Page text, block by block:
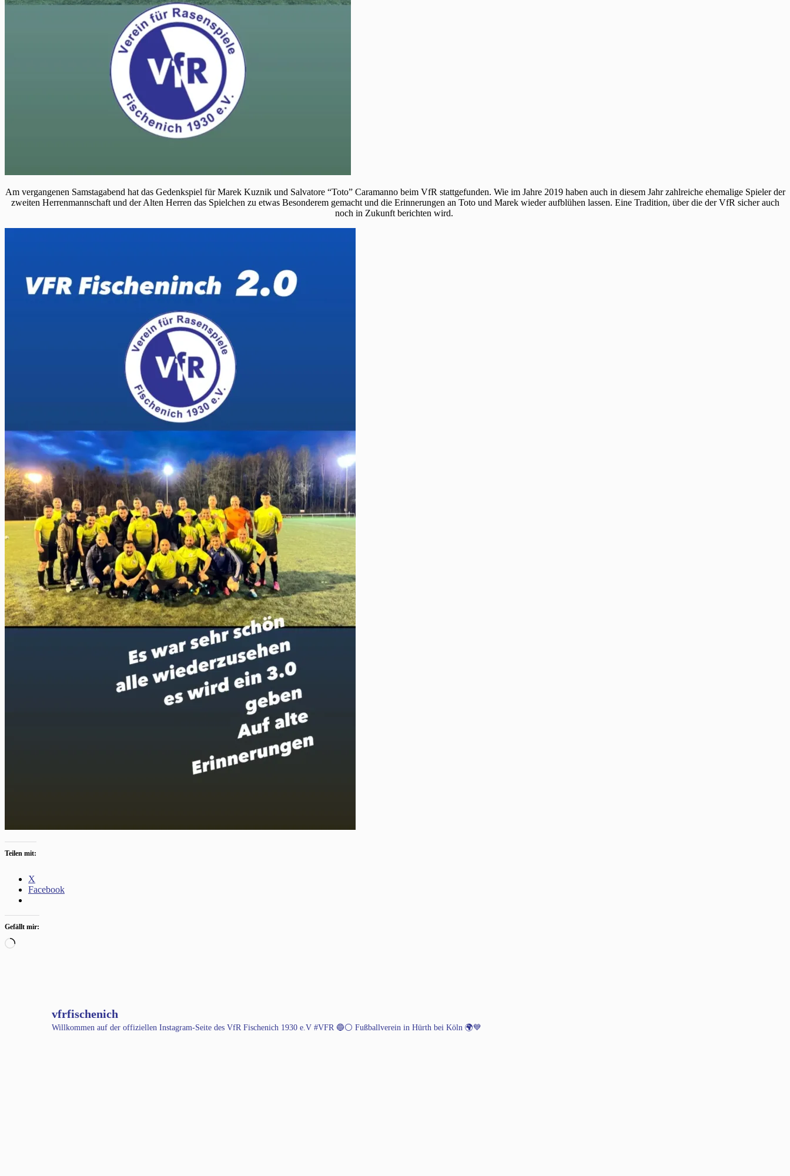
Am vergangenen Samstagabend hat das Gedenkspiel für Marek Kuznik und Salvatore “Toto” Caramanno beim VfR stattgefunden. Wie im Jahre 2019 haben auch in diesem Jahr zahlreiche ehemalige Spieler der
zweiten Herrenmannschaft und der Alten Herren das Spielchen zu etwas Besonderem gemacht und die Erinnerungen an Toto und Marek wieder aufblühen lassen. Eine Tradition, über die der VfR sicher auch
noch in Zukunft berichten wird.
Teilen mit:
X
Facebook
Gefällt mir:
Wird
vfrfischenich
Willkommen auf der offiziellen Instagram-Seite des VfR Fischenich 1930 e.V #VFR 🔵⚪️ Fußballverein in Hürth bei Köln 🌍💙